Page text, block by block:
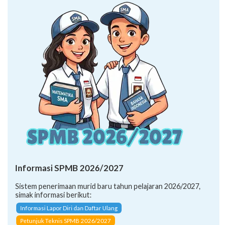
Informasi SPMB 2026/2027
Sistem penerimaan murid baru tahun pelajaran 2026/2027,
simak informasi berikut:
Informasi Lapor Diri dan Daftar Ulang
Petunjuk Teknis SPMB 2026/2027